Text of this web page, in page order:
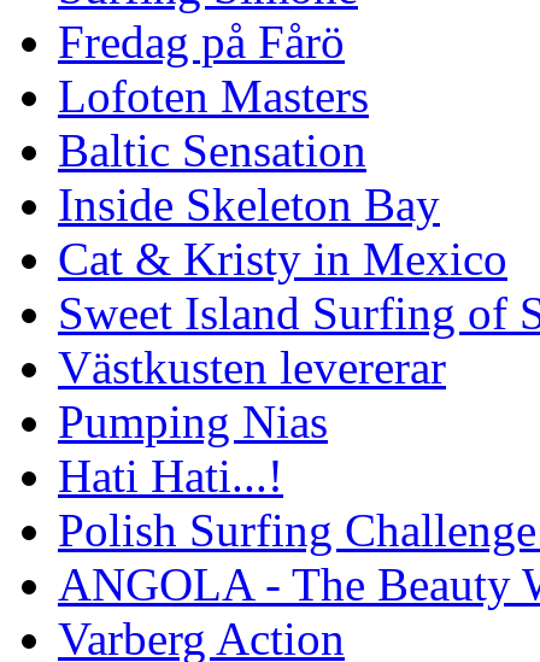
Fredag på Fårö
Lofoten Masters
Baltic Sensation
Inside Skeleton Bay
Cat & Kristy in Mexico
Sweet Island Surfing of
Västkusten levererar
Pumping Nias
Hati Hati...!
Polish Surfing
ANGOLA - The Beauty
Varberg Action